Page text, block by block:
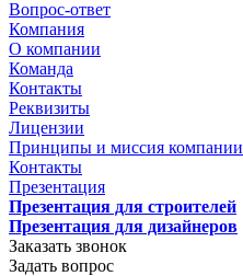
Вопрос-ответ
Компания
О компании
Команда
Контакты
Реквизиты
Лицензии
Принципы и миссия компании
Контакты
Презентация
Презентация для строителей
Презентация для дизайнеров
Заказать звонок
Задать вопрос